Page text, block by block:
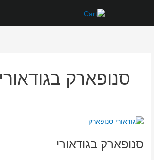
סנופארק בגודאורי
סנופארק בגודאורי
סנופארק